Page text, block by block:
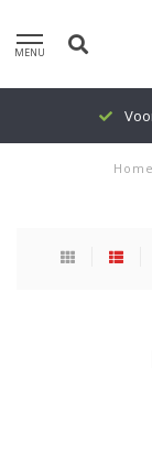
MENU
Home